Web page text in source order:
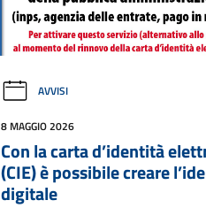
AVVISI
8 MAGGIO 2026
Con la carta d’identità
(CIE) è possibile creare
digitale